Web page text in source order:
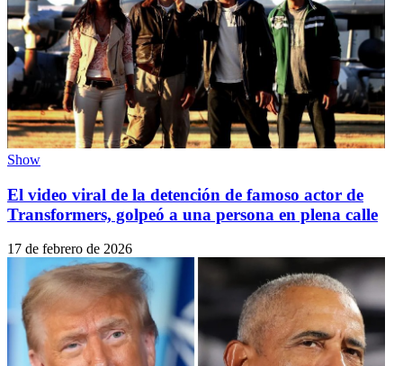
Show
El video viral de la detención de famoso actor de
Transformers, golpeó a una persona en plena calle
17 de febrero de 2026